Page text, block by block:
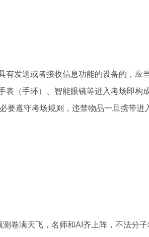
发送或者接收信息功能的设备的，应
表（手环）、智能眼镜等进入考场即
要遵守考场规则，违禁物品一旦携带
满天飞，名师和AI齐上阵，不法分子